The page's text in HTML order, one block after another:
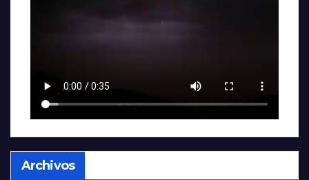
Archivos